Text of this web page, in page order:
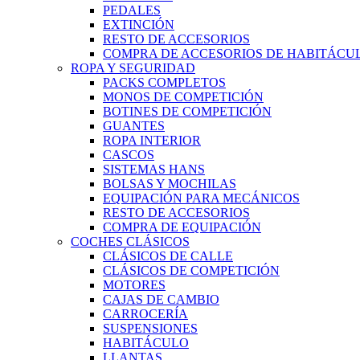
PEDALES
EXTINCIÓN
RESTO DE ACCESORIOS
COMPRA DE ACCESORIOS DE
ROPA Y SEGURIDAD
PACKS COMPLETOS
MONOS DE COMPETICIÓN
BOTINES DE COMPETICIÓN
GUANTES
ROPA INTERIOR
CASCOS
SISTEMAS HANS
BOLSAS Y MOCHILAS
EQUIPACIÓN PARA MECÁNICOS
RESTO DE ACCESORIOS
COMPRA DE EQUIPACIÓN
COCHES CLÁSICOS
CLÁSICOS DE CALLE
CLÁSICOS DE COMPETICIÓN
MOTORES
CAJAS DE CAMBIO
CARROCERÍA
SUSPENSIONES
HABITÁCULO
LLANTAS